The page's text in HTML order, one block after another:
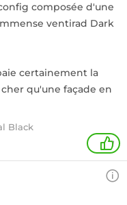
composée d'une
ventirad Dark
certainement la
qu'une façade en
Black
1